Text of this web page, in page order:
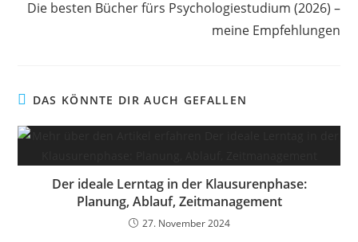
Die besten Bücher fürs Psychologiestudium (2026) –
meine Empfehlungen
DAS KÖNNTE DIR AUCH GEFALLEN
Der ideale Lerntag in der Klausurenphase:
Planung, Ablauf, Zeitmanagement
27. November 2024